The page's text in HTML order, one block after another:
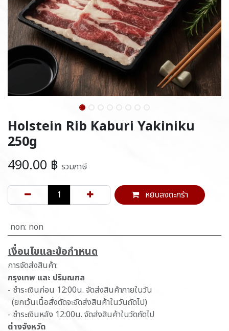
Holstein Rib Kaburi Yakiniku
250g
490.00 ฿ รวมภาษี
หยิบลงตะกร้า
non: non
เ​งื่อนไขและข้อกำหนด
การจัดส่งสินค้า:
กรุงเทพ และ ปริมณฑล
- ชำระเงินก่อน 12:00น. จัดส่งสินค้าภายในวัน
(ยกเว้นเนื้อสั่งตัดจะจัดส่งสินค้าในวันถัดไป)
- ชำระเงินหลัง 12:00น. จัดส่งสินค้าในวัดถัดไป
ต่างจังหวัด